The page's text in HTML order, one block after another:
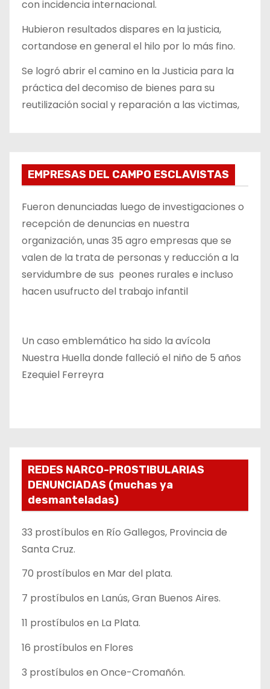
con incidencia internacional.
Hubieron resultados dispares en la justicia,
cortandose en general el hilo por lo más fino.
Se logró abrir el camino en la Justicia para la
práctica del decomiso de bienes para su
reutilización social y reparación a las victimas,
EMPRESAS DEL CAMPO ESCLAVISTAS
Fueron denunciadas luego de investigaciones o
recepción de denuncias en nuestra
organización, unas 35 agro empresas que se
valen de la trata de personas y reducción a la
servidumbre de sus peones rurales e incluso
hacen usufructo del trabajo infantil
Un caso emblemático ha sido la avícola
Nuestra Huella donde falleció el niño de 5 años
Ezequiel Ferreyra
REDES NARCO-PROSTIBULARIAS
DENUNCIADAS (muchas ya
desmanteladas)
33 prostíbulos en Río Gallegos, Provincia de
Santa Cruz.
70 prostíbulos en Mar del plata.
7 prostíbulos en Lanús, Gran Buenos Aires.
11 prostíbulos en La Plata.
16 prostíbulos en Flores
3 prostíbulos en Once-Cromañón.